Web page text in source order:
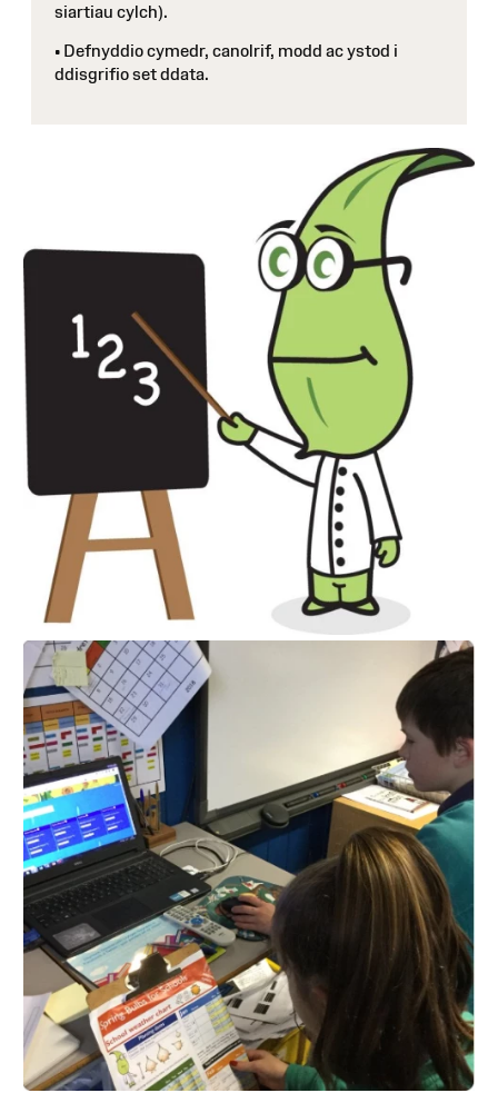
siartiau cylch).
• Defnyddio cymedr, canolrif, modd ac ystod i
ddisgrifio set ddata.